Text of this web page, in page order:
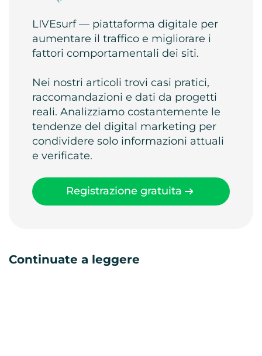
LIVEsurf — piattaforma digitale per
aumentare il traffico e migliorare i
fattori comportamentali dei siti.
Nei nostri articoli trovi casi pratici,
raccomandazioni e dati da progetti
reali. Analizziamo costantemente le
tendenze del digital marketing per
condividere solo informazioni attuali
e verificate.
Registrazione gratuita
Continuate a leggere